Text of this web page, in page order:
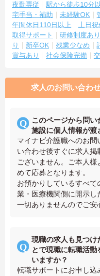
夜勤専従 駅から徒歩10分
宅手当・補助
未経験OK
年間休日110日以上
土日祝
取得サポート
研修制度あり
り
新卒OK 残業少なめ
賞与あり
社会保険完備
求人のお問い合わ
このページから問
施設に個人情報が渡
マイナビ介護職へのお
い合わせ後すぐに求人
ございません。ご本人
めて応募となります。
お預かりしているすべ
業・医療機関側に開示
一切ありませんのでご安
現職の求人も見つけ
とで現職に転職活動
いますか？
転職サポートにお申し込